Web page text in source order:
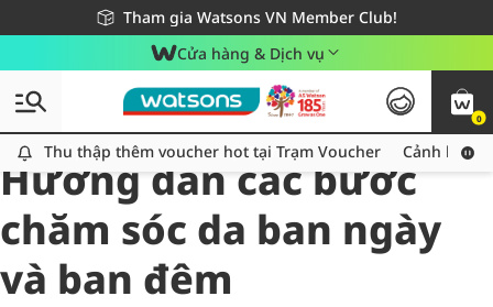
Tham gia Watsons VN Member Club!
Miễn phí giao hàng cho đơn hàng từ 249,000Đ
Giao hàng nhanh 24h - Áp dụng khu vực TP. Hồ Chí Minh
Cửa hàng & Dịch vụ
0
Thu thập thêm voucher hot tại Trạm Voucher
Thu thập thêm voucher hot tại Trạm Voucher Cảnh báo
All
Chăm Sóc Cá Nhân
Hướng dẫn các bước
chăm sóc da ban ngày
và ban đêm